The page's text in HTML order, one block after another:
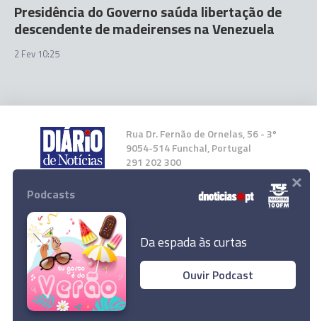
Médico descendente da Ribeira Brava libertado
na Venezuela
Ler Artigo
Presidência do Governo saúda libertação de
descendente de madeirenses na Venezuela
2 Fev 10:25
Rua Dr. Fernão de Ornelas, 56 - 3º
9054-514 Funchal, Portugal
291 202 300
Instale a nossa App
© 2026 Empresa Diário de Notícias, Lda.
Todos os direitos reservados.
Podcasts
Da espada às curtas
Ouvir Podcast
×